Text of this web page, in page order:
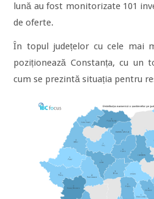
lună au fost monitorizate 101
de oferte.
În topul județelor cu cele mai
poziționează Constanța, cu un
cum se prezintă situația pentru